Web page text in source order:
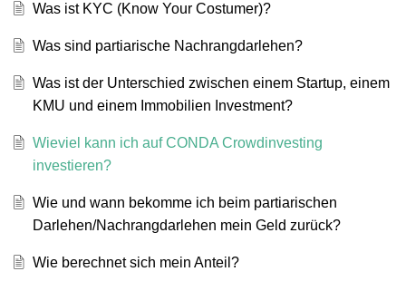
Was ist KYC (Know Your Costumer)?
Was sind partiarische Nachrangdarlehen?
Was ist der Unterschied zwischen einem Startup, einem
KMU und einem Immobilien Investment?
Wieviel kann ich auf CONDA Crowdinvesting
investieren?
Wie und wann bekomme ich beim partiarischen
Darlehen/Nachrangdarlehen mein Geld zurück?
Wie berechnet sich mein Anteil?